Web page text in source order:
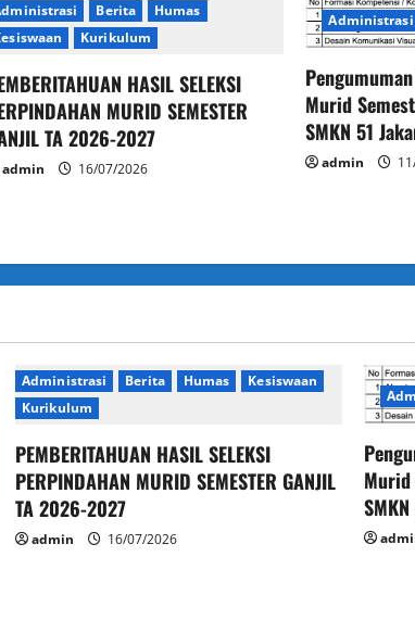
Berita
Humas
Kurikulum
HASIL SELEKSI
MURID SEMESTER
TA 2026-2027
admin 16/07/2026
Administrasi
Murid
SMKN 51
admin
Administrasi Berita Humas
Kesiswaan
Kurikulum
PEMBERITAHUAN HASIL SELEKSI
PERPINDAHAN MURID SEMESTER GANJIL
TA 2026-2027
admin 16/07/2026